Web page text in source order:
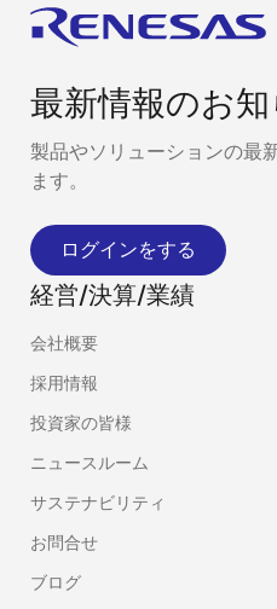
最新情報のお
製品やソリューションの最
ます。
ログインをする
経営/決算/業績
会社概要
採用情報
投資家の皆様
ニュースルーム
サステナビリティ
お問合せ
ブログ